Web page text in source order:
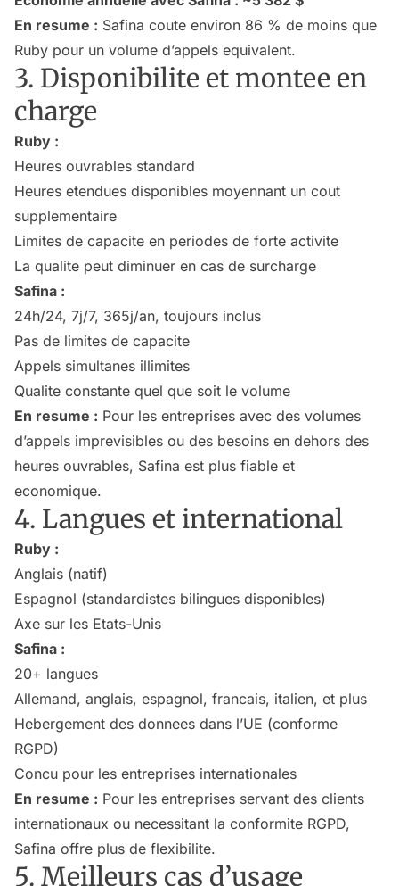
En resume : Safina coute environ 86 % de moins que
Ruby pour un volume d’appels equivalent.
3. Disponibilite et montee en
charge
Ruby :
Heures ouvrables standard
Heures etendues disponibles moyennant un cout
supplementaire
Limites de capacite en periodes de forte activite
La qualite peut diminuer en cas de surcharge
Safina :
24h/24, 7j/7, 365j/an, toujours inclus
Pas de limites de capacite
Appels simultanes illimites
Qualite constante quel que soit le volume
En resume : Pour les entreprises avec des volumes
d’appels imprevisibles ou des besoins en dehors des
heures ouvrables, Safina est plus fiable et
economique.
4. Langues et international
Ruby :
Anglais (natif)
Espagnol (standardistes bilingues disponibles)
Axe sur les Etats-Unis
Safina :
20+ langues
Allemand, anglais, espagnol, francais, italien, et plus
Hebergement des donnees dans l’UE (conforme
RGPD)
Concu pour les entreprises internationales
En resume : Pour les entreprises servant des clients
internationaux ou necessitant la conformite RGPD,
Safina offre plus de flexibilite.
5. Meilleurs cas d’usage